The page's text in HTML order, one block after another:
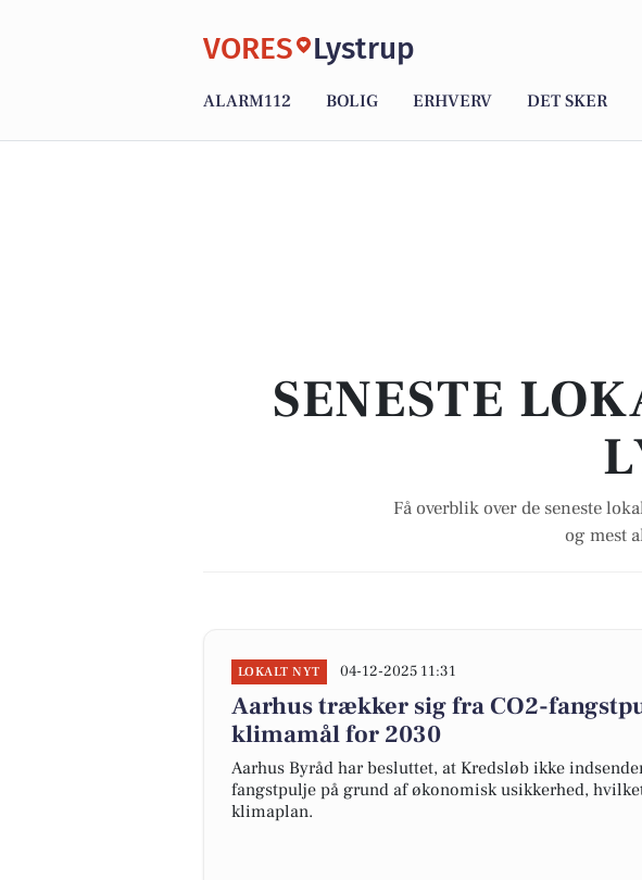
VORES Lystrup
ALARM112 BOLIG ERHVERV DET SKER
SENESTE
Få overblik over de seneste
og mest
LOKALT NYT 04-12-2025 11:31
Aarhus trækker sig fra CO2-
klimamål for 2030
Aarhus Byråd har besluttet, at Kredsløb ikke
fangstpulje på grund af økonomisk usikkerhed,
klimaplan.